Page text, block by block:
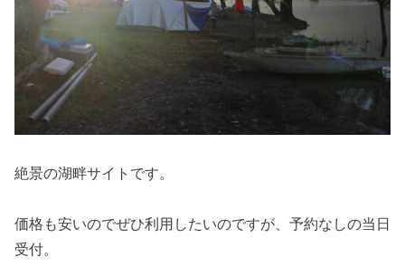
絶景の湖畔サイトです。
価格も安いのでぜひ利用したいのですが、予約なしの当日
受付。